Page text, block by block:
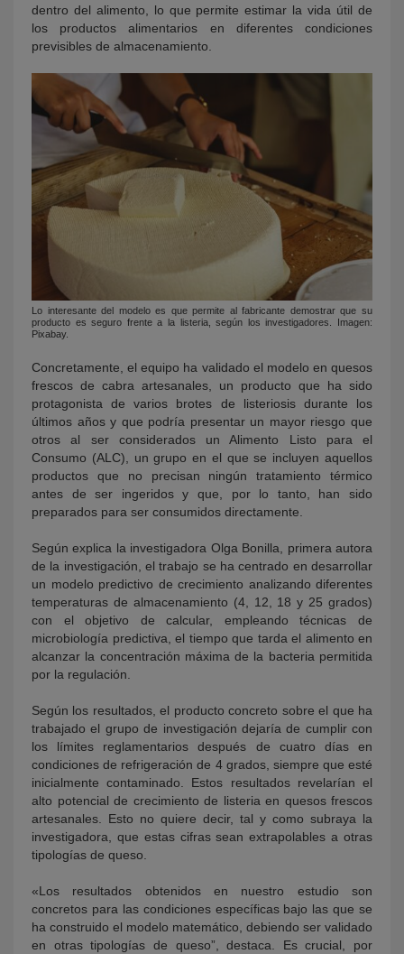
dentro del alimento, lo que permite estimar la vida útil de
los productos alimentarios en diferentes condiciones
previsibles de almacenamiento.
Lo interesante del modelo es que permite al fabricante demostrar que su
producto es seguro frente a la listeria, según los investigadores. Imagen:
Pixabay.
Concretamente, el equipo ha validado el modelo en quesos
frescos de cabra artesanales, un producto que ha sido
protagonista de varios brotes de listeriosis durante los
últimos años y que podría presentar un mayor riesgo que
otros al ser considerados un Alimento Listo para el
Consumo (ALC), un grupo en el que se incluyen aquellos
productos que no precisan ningún tratamiento térmico
antes de ser ingeridos y que, por lo tanto, han sido
preparados para ser consumidos directamente.
Según explica la investigadora Olga Bonilla, primera autora
de la investigación, el trabajo se ha centrado en desarrollar
un modelo predictivo de crecimiento analizando diferentes
temperaturas de almacenamiento (4, 12, 18 y 25 grados)
con el objetivo de calcular, empleando técnicas de
microbiología predictiva, el tiempo que tarda el alimento en
alcanzar la concentración máxima de la bacteria permitida
por la regulación.
Según los resultados, el producto concreto sobre el que ha
trabajado el grupo de investigación dejaría de cumplir con
los límites reglamentarios después de cuatro días en
condiciones de refrigeración de 4 grados, siempre que esté
inicialmente contaminado. Estos resultados revelarían el
alto potencial de crecimiento de listeria en quesos frescos
artesanales. Esto no quiere decir, tal y como subraya la
investigadora, que estas cifras sean extrapolables a otras
tipologías de queso.
«Los resultados obtenidos en nuestro estudio son
concretos para las condiciones específicas bajo las que se
ha construido el modelo matemático, debiendo ser validado
en otras tipologías de queso”, destaca. Es crucial, por